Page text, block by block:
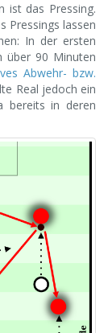
ist das Pressing.
Pressings lassen
In der ersten
über 90 Minuten
Abwehr- bzw.
Real jedoch ein
bereits in deren